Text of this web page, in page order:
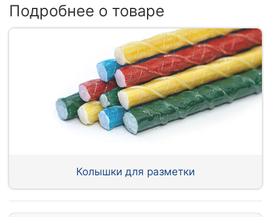
Подробнее о товаре
Колышки для разметки